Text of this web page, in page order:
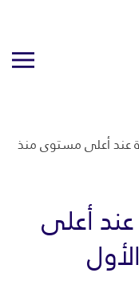
عند أعلى مستوى منذ
عند أعلى